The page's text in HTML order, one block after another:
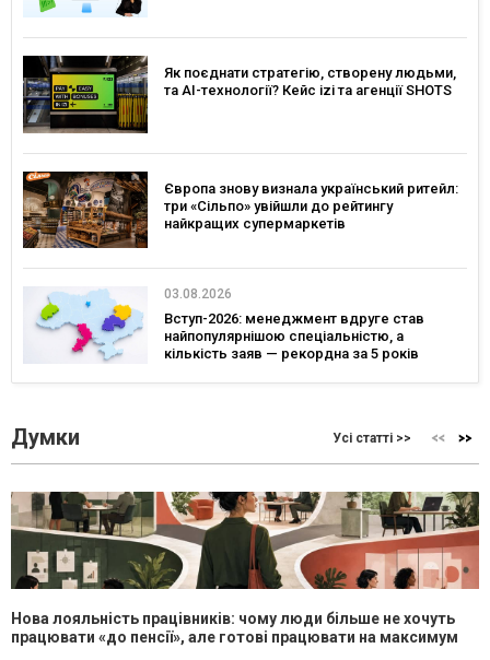
Як поєднати стратегію, створену людьми,
та AI-технології? Кейс izi та агенції SHOTS
Європа знову визнала український ритейл:
три «Сільпо» увійшли до рейтингу
найкращих супермаркетів
03.08.2026
Вступ-2026: менеджмент вдруге став
найпопулярнішою спеціальністю, а
кількість заяв — рекордна за 5 років
Думки Усі статті >>
Нова лояльність працівників: чому люди більше не хочуть
працювати «до пенсії», але готові працювати на максимум